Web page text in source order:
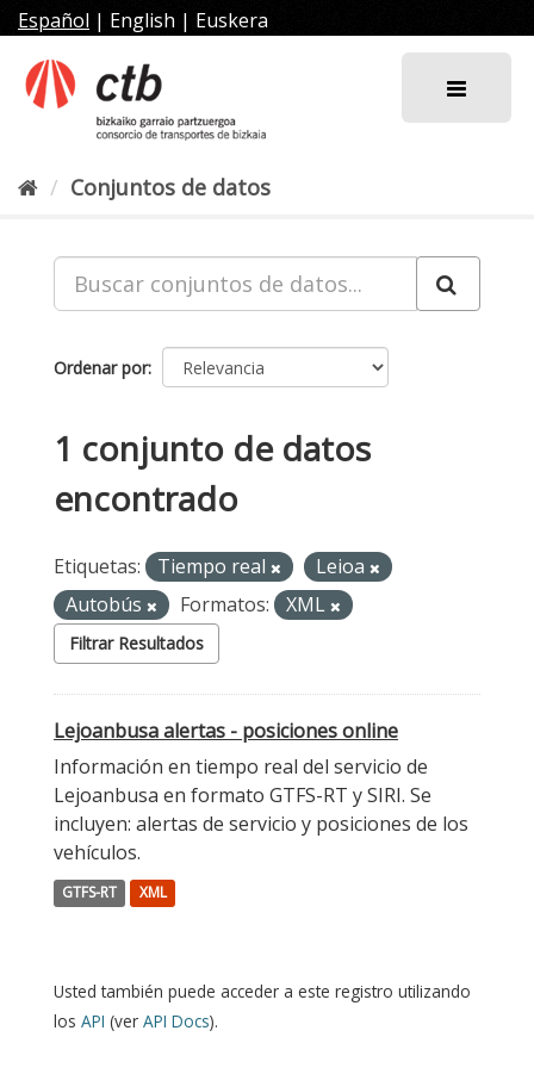
al
contenido
Español | English | Euskera
Conjuntos de datos
Ordenar por
1 conjunto de datos
encontrado
Etiquetas: Tiempo real
Leioa
Autobús
Formatos: XML
Filtrar Resultados
Lejoanbusa alertas - posiciones online
Información en tiempo real del servicio de
Lejoanbusa en formato GTFS-RT y SIRI. Se
incluyen: alertas de servicio y posiciones de los
vehículos.
GTFS-RT XML
Usted también puede acceder a este registro utilizando
los API (ver API Docs).